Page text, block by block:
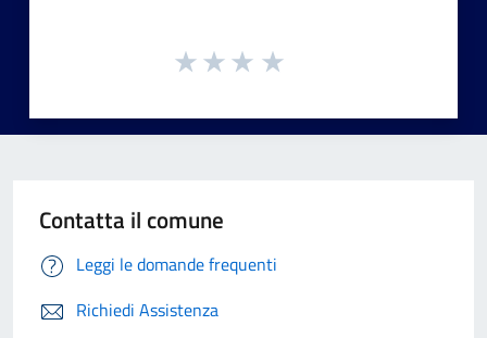
Contatta il comune
Leggi le domande frequenti
Richiedi Assistenza